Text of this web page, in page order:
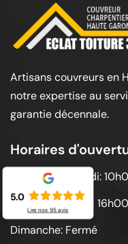
Artisans couvreurs en
notre expertise au
garantie décennale.
Horaires
Lundi au vendredi:
Samedi: 10h00 – 16h00
Dimanche: Fermé
5.0
Lire nos 95avis